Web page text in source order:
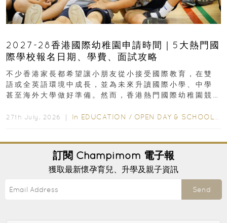
2027-28香港國際幼稚園申請時間｜5大熱門國
際學校報名日期、學費、面試攻略
不少香港家長都希望讓小朋友從小接受國際教育，在雙
語或全英語環境中成長，並為未來升讀國際小學、中學
甚至海外大學做好準備。然而，香港熱門國際幼稚園競
27th July, 2026 ｜ In EDUCATION / OPEN DAY & SCHOOL EVENTS
訂閱 Champimom 電子報
獲取最新懷孕育兒、升學及親子資訊
Send